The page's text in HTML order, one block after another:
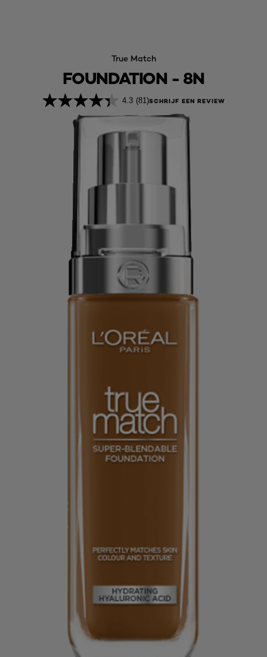
True Match
FOUNDATION - 8N
4.3 (81)SCHRIJF EEN REVIEW